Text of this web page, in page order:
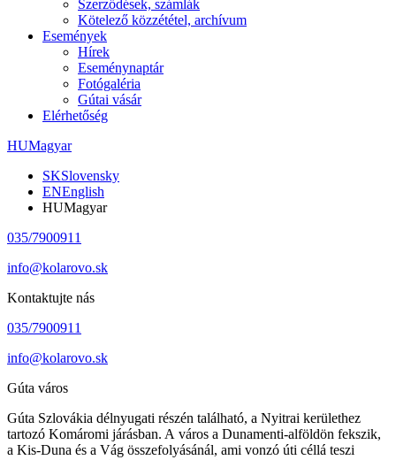
Szerződések, számlák
Kötelező közzététel, archívum
Események
Hírek
Eseménynaptár
Fotógaléria
Gútai vásár
Elérhetőség
HUMagyar
SKSlovensky
ENEnglish
HUMagyar
035/7900911
info@kolarovo.sk
Kontaktujte nás
035/7900911
info@kolarovo.sk
Gúta város
Gúta Szlovákia délnyugati részén található, a Nyitrai kerülethez
tartozó Komáromi járásban. A város a Dunamenti-alföldön fekszik,
a Kis-Duna és a Vág összefolyásánál, ami vonzó úti céllá teszi